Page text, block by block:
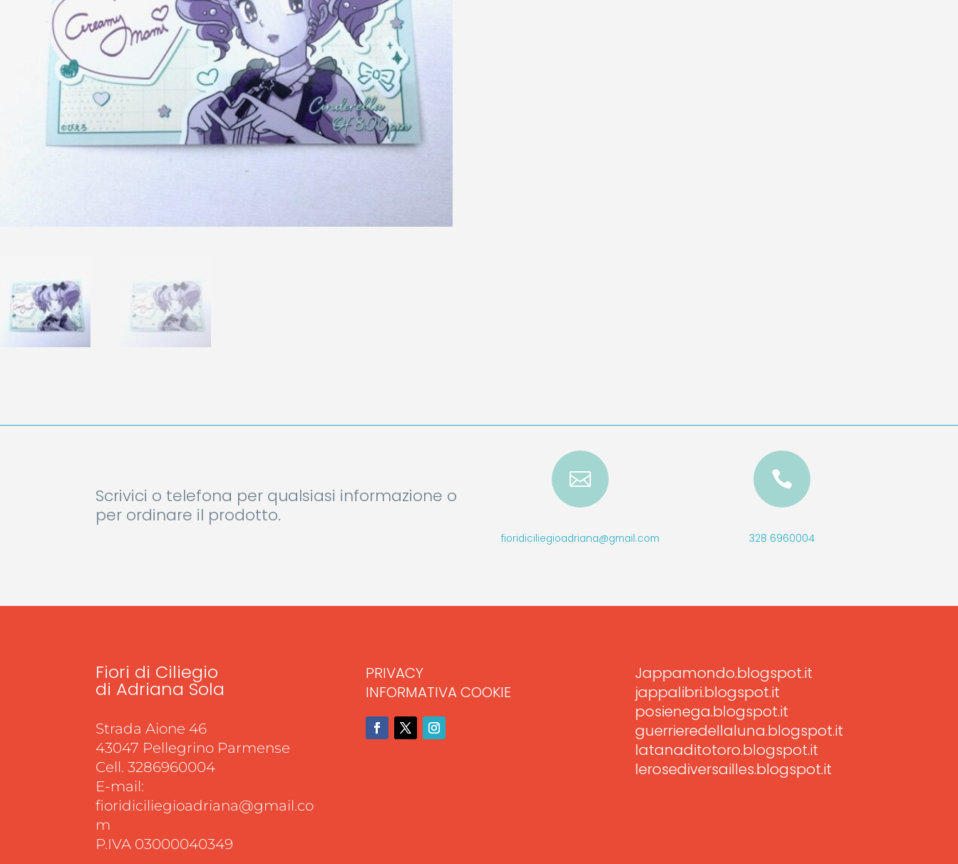
Scrivici o telefona per qualsiasi informazione o
per ordinare il prodotto.

fioridiciliegioadriana@gmail.com

328 6960004
Fiori di Ciliegio
di Adriana Sola
Strada Aione 46
43047 Pellegrino Parmense
Cell. 3286960004
E-mail:
fioridiciliegioadriana@gmail.co
m
P.IVA 03000040349
PRIVACY
INFORMATIVA COOKIE
Jappamondo.blogspot.it
jappalibri.blogspot.it
posienega.blogspot.it
guerrieredellaluna.blogspot.it
latanaditotoro.blogspot.it
lerosediversailles.blogspot.it